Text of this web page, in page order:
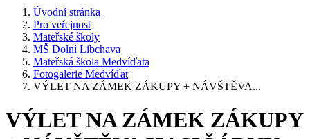
Úvodní stránka
Pro veřejnost
Mateřské školy
MŠ Dolní Libchava
Mateřská škola Medvíďata
Fotogalerie Medvíďat
VÝLET NA ZÁMEK ZÁKUPY + NÁVŠTĚVA...
VÝLET NA ZÁMEK ZÁKUPY